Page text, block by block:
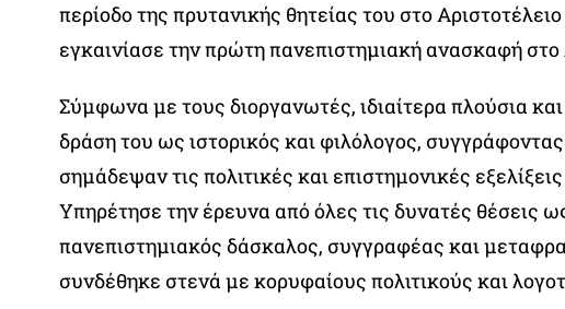
περίοδο της πρυτανικής θητείας του στο
εγκαινίασε την πρώτη πανεπιστημιακή ανασκαφή στο
Σύμφωνα με τους διοργανωτές, ιδιαίτερα πλούσια
δράση του ως ιστορικός και φιλόλογος,
σημάδεψαν τις πολιτικές και επιστημονικές
Υπηρέτησε την έρευνα από όλες τις δυνατές θέσεις
πανεπιστημιακός δάσκαλος, συγγραφέας και
συνδέθηκε στενά με κορυφαίους πολιτικούς και